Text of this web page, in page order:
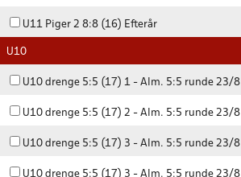
U11 Piger 2 8:8 (16) Efterår
U10
U10 drenge 5:5 (17) 1 - Alm. 5:5 runde 23/8
U10 drenge 5:5 (17) 2 - Alm. 5:5 runde 23/8
U10 drenge 5:5 (17) 3 - Alm. 5:5 runde 23/8
U10 drenge 5:5 (17) 3 - Alm. 5:5 runde 23/8